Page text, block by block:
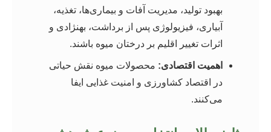
بهبود تولید، مدیریت آفات و بیماری‌ها، تغذیه،
آبیاری، فیزیولوژی پس از برداشت، بهنژادی و
اثرات تغییر اقلیم بر درختان میوه باشند.
اهمیت اقتصادی: محصولات میوه نقش حیاتی
در اقتصاد کشاورزی و امنیت غذایی ایفا
می‌کنند.